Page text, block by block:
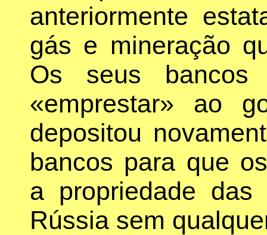
anteriormente
gás e mineração
Os seus bancos
«emprestar» ao
depositou
bancos para que
a propriedade das
Rússia sem